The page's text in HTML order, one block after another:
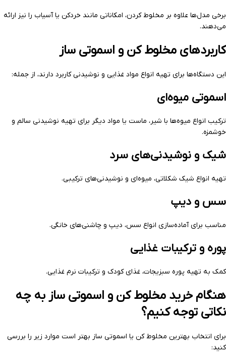
برخی مدل‌ها علاوه بر مخلوط کردن، امکاناتی مانند خردکن یا آسیاب را نیز ارائه
می‌دهند.
کاربردهای مخلوط کن و اسموتی ساز
این دستگاه‌ها برای تهیه انواع مواد غذایی و نوشیدنی کاربرد دارند، از جمله:
اسموتی میوه‌ای
ترکیب انواع میوه‌ها با شیر، ماست یا مواد دیگر برای تهیه نوشیدنی سالم و
خوشمزه.
شیک و نوشیدنی‌های سرد
تهیه انواع شیک شکلاتی، میوه‌ای و نوشیدنی‌های ترکیبی.
سس و دیپ
مناسب برای آماده‌سازی انواع سس، دیپ و چاشنی‌های خانگی.
پوره و ترکیبات غذایی
کمک به تهیه پوره سبزیجات، غذای کودک و ترکیبات نرم غذایی.
هنگام خرید مخلوط کن و اسموتی ساز به چه
نکاتی توجه کنیم؟
برای انتخاب بهترین مخلوط کن یا اسموتی ساز بهتر است موارد زیر را بررسی
کنید: